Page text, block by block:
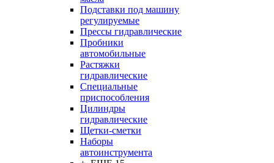
Подставки под машину
регулируемые
Прессы гидравлические
Пробники
автомобильные
Растяжки
гидравлические
Специальные
приспособления
Цилиндры
гидравлические
Щетки-сметки
Наборы
автоинструмента